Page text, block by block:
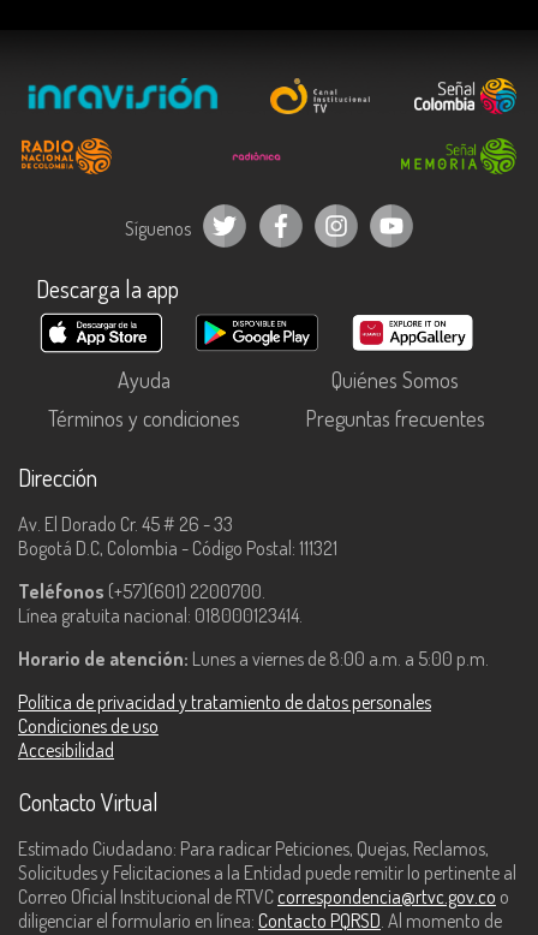
Síguenos
Descarga la app
Ayuda
Quiénes Somos
Términos y condiciones
Preguntas frecuentes
Dirección
Av. El Dorado Cr. 45 # 26 - 33
Bogotá D.C, Colombia - Código Postal: 111321
Teléfonos (+57)(601) 2200700.
Línea gratuita nacional: 018000123414.
Horario de atención: Lunes a viernes de 8:00 a.m. a 5:00 p.m.
Política de privacidad y tratamiento de datos personales
Condiciones de uso
Accesibilidad
Contacto Virtual
Estimado Ciudadano: Para radicar Peticiones, Quejas, Reclamos,
Solicitudes y Felicitaciones a la Entidad puede remitir lo pertinente al
Correo Oficial Institucional de RTVC correspondencia@rtvc.gov.co o
diligenciar el formulario en línea: Contacto PQRSD. Al momento de